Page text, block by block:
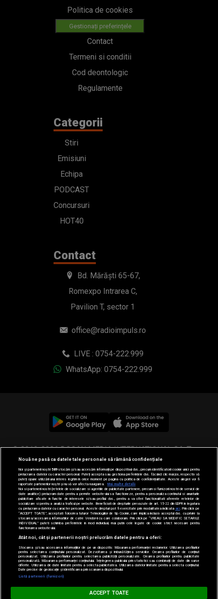
Politica de cookies
Gestionați preferințele
Contact
Termeni si conditii
Cod deontologic
Regulamente
Categorii
Stiri
Emisiuni
Echipa
PODCAST
Concursuri
HOT40
Contact
Bd. Mărăști 65-67,
Romexpo Intrarea C,
Pavilion T, sector 1
office@radioimpuls.ro
LIVE : 0754-222.999
WhatsApp: 0754-222.999
© 2019-2026 DOGAN MEDIA INTERNATIONAL SA, Toate
drepturile rezervate.
MUSIC NON STOP
Nouă ne pasă ca datele tale personale să rămână confidențiale
Noi și partenerii noștri589stocăm și/sau accesăm informații pe dispozitivul dvs., precum identificatorii cookie unici pentru
prelucrarea datelor cu caracter personal. Puteți accepta sau gestiona preferințele dvs. făcând clic mai jos, respectiv vă
puteți opune utilizării unui interes legitim în orice moment pe pagina cu politica de confidențialitate. Aceste alegeri vor fi
raportate partenerilor noștri și nu vă vor afecta navigarea.
Mai multe detalii
Noi si partenerii nostri (retelele de socializare si agentiile de publicitate partenere, precum si furnizorii nostri de servicii de
date analitice) prelucram date pentru a permite website-ului sa functioneze, pentru a personaliza continutul si anunturile
publicitare afisate in functie de interesele si/sau profilul dvs., pentru a va oferi functionalitati aferente retelelor de
socializare si pentru a analiza traficul pe website. Beneficiati de drepturile prevazute de art. 15-22 din GDPR in legatura
cu prelucrarea datelor cu caracter personal. Aceste drepturi pot fi exercitate prin modalitatea indicataaici . Prin click pe
“ACCEPT TOATE”, acceptati folosirea tuturor Tehnologiilor de tip Cookie, care implica inclusiv acceptul dvs. cu privire la
stocarea/accesarea informatiilor de catre Vendor-ii cu care colaboram. Prin click pe “VREAU SA MODIFIC SETARILE
INDIVIDUAL” puteti schimba preferintele in mod individual, mai putin cele legate de cookie strict necesare pentru
functionarea website-ului.
Atât noi, cât și partenerii noștri prelucrăm datele pentru a oferi:
Stocarea și/sau accesarea informațiilor de pe un dispozitiv. Măsurarea performanței reclamelor. Utilizarea profilurilor
pentru selectarea conținutului personalizat. Dezvoltarea și îmbunătățirea serviciilor. Crearea profilurilor de conținut
personalizat. Utilizarea profilurilor pentru selectarea publicității personalizate. Crearea profilurilor pentru publicitate
personalizată. Măsurarea performanței conținutului. Înțelegerea publicului prin statistici sau combinații de date din surse
diferite. Utilizarea de date limitate pentru a selecta publicitatea. Utilizarea datelor limitate pentru a selecta conținutul.
Date precise de geolocație și identificarea prin scanarea dispozitivului.
Listă parteneri (furnizori)
ACCEPT TOATE